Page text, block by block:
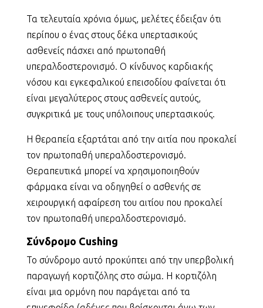
Τα τελευταία χρόνια όμως, μελέτες έδειξαν ότι
περίπου ο ένας στους δέκα υπερτασικούς
ασθενείς πάσχει από πρωτοπαθή
υπεραλδοστερονισμό. Ο κίνδυνος καρδιακής
νόσου και εγκεφαλικού επεισοδίου φαίνεται ότι
είναι μεγαλύτερος στους ασθενείς αυτούς,
συγκριτικά με τους υπόλοιπους υπερτασικούς.
Η θεραπεία εξαρτάται από την αιτία που προκαλεί
τον πρωτοπαθή υπεραλδοστερονισμό.
Θεραπευτικά μπορεί να χρησιμοποιηθούν
φάρμακα είναι να οδηγηθεί ο ασθενής σε
χειρουργική αφαίρεση του αιτίου που προκαλεί
τον πρωτοπαθή υπεραλδοστερονισμό.
Σύνδρομο Cushing
Το σύνδρομο αυτό προκύπτει από την υπερβολική
παραγωγή κορτιζόλης στο σώμα. Η κορτιζόλη
είναι μια ορμόνη που παράγεται από τα